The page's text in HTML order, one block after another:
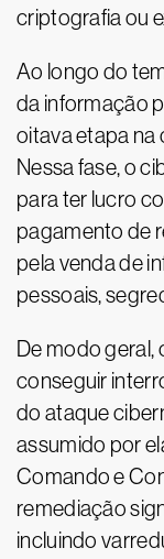
criptografia ou
Ao longo do
da informação
oitava etapa na
Nessa fase, o
para ter lucro
pagamento de
pela venda de
pessoais,
De modo geral,
conseguir
do ataque
assumido por
Comando e
remediação
incluindo